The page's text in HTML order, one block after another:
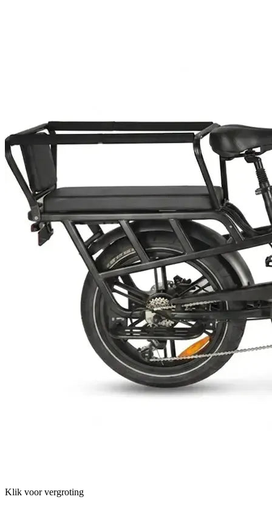
Klik voor vergroting